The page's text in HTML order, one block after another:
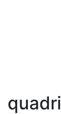
quadri